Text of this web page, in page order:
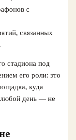
с
связанных
стадиона под
его роли: это
куда
любой день — не